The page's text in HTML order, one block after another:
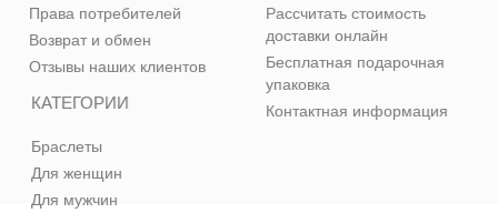
КАТЕГОРИИ
Браслеты
Для женщин
Для мужчин
Права потребителей
Возврат и обмен
Отзывы наших клиентов
Рассчитать стоимость
доставки онлайн
Бесплатная подарочная
упаковка
Контактная информация